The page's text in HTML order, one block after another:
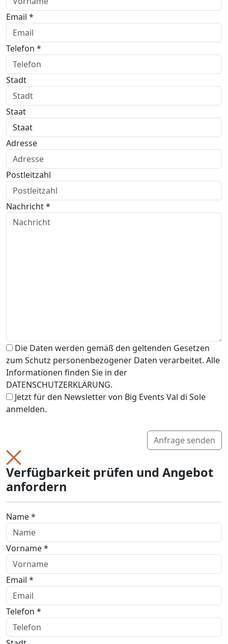
Email *
Telefon *
Stadt
Staat
Adresse
Postleitzahl
Nachricht *
Die Daten werden gemäß den geltenden Gesetzen
zum Schutz personenbezogener Daten verarbeitet. Alle
Informationen finden Sie in der
DATENSCHUTZERKLÄRUNG.
Jetzt für den Newsletter von Big Events Val di Sole
anmelden.
Anfrage senden
Verfügbarkeit prüfen und Angebot
anfordern
Name *
Vorname *
Email *
Telefon *